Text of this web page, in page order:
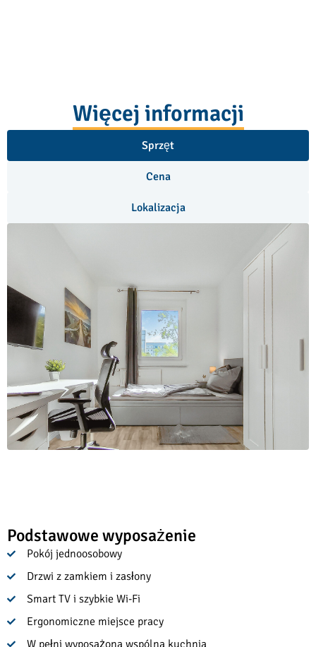
Więcej informacji
Sprzęt
Cena
Lokalizacja
Podstawowe wyposażenie
Pokój jednoosobowy
Drzwi z zamkiem i zasłony
Smart TV i szybkie Wi-Fi
Ergonomiczne miejsce pracy
W pełni wyposażona wspólna kuchnia